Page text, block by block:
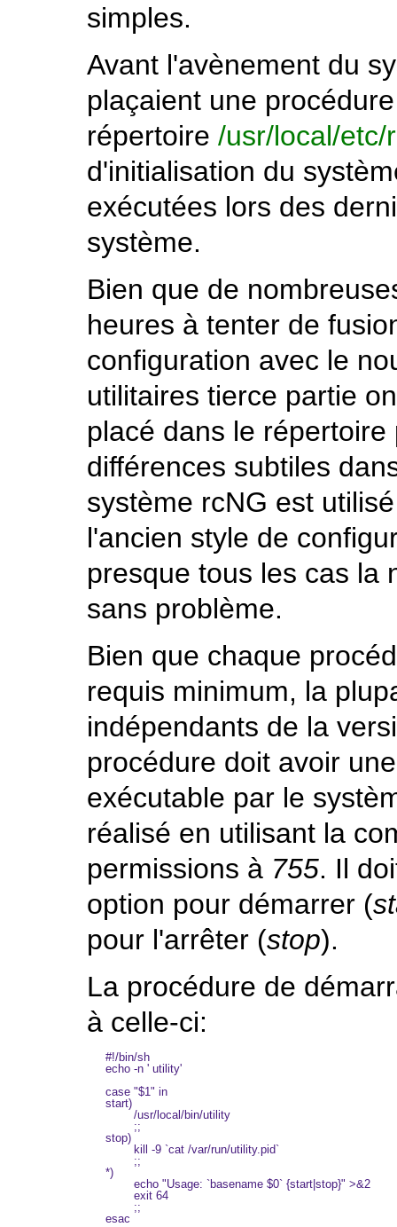
simples.
Avant l'avènement du
plaçaient une
répertoire /usr/local/etc/
d'initialisation du
exécutées lors des
système.
Bien que de
heures à tenter de
configuration avec le
utilitaires tierce partie
placé dans le
différences subtiles
système rcNG est
l'ancien style de
presque tous les cas la
sans problème.
Bien que chaque
requis minimum, la
indépendants de la
procédure doit avoir
exécutable par le
réalisé en utilisant la
permissions à 755. Il
option pour démarrer (
pour l'arrêter (stop).
La procédure de
à celle-ci:
#!/bin/sh
echo -n ' utility'
case "$1" in
start)
        /usr/local/bin/utility
        ;;
stop)
        kill -9 `cat /var/run/utility.pid`
        ;;
*)
        echo "Usage: `basename $0` {start|stop}" >&2
        exit 64
        ;;
esac